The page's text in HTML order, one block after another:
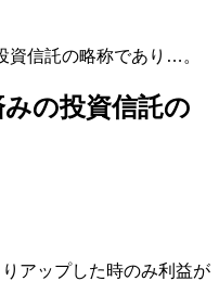
資信託の略称であり…。
の投資信託の
アップした時のみ利益が